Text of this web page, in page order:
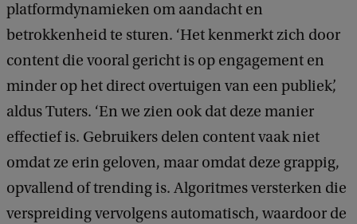
platformdynamieken om aandacht en
betrokkenheid te sturen. ‘Het kenmerkt zich door
content die vooral gericht is op engagement en
minder op het direct overtuigen van een publiek’,
aldus Tuters. ‘En we zien ook dat deze manier
effectief is. Gebruikers delen content vaak niet
omdat ze erin geloven, maar omdat deze grappig,
opvallend of trending is. Algoritmes versterken die
verspreiding vervolgens automatisch, waardoor de